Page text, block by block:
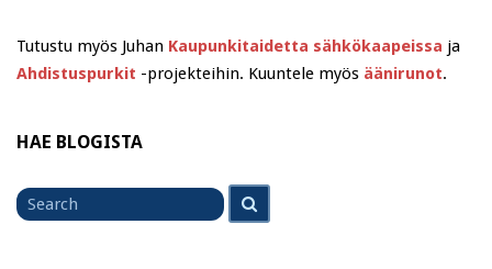
Tutustu myös Juhan Kaupunkitaidetta sähkökaapeissa ja
Ahdistuspurkit -projekteihin. Kuuntele myös äänirunot.
HAE BLOGISTA
Search
for